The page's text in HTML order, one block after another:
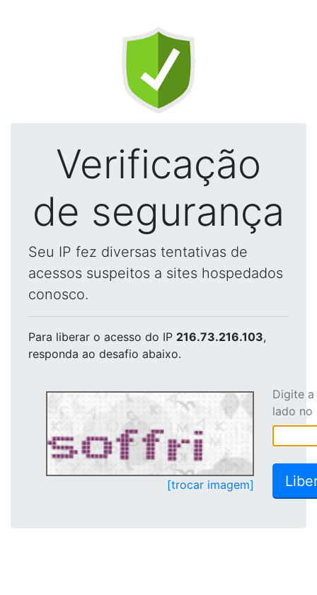
Verificação
de segurança
Seu IP fez diversas tentativas de
acessos suspeitos a sites hospedados
conosco.
Para liberar o acesso do IP 216.73.216.103,
responda ao desafio abaixo.
[trocar imagem]
Digite
lado no